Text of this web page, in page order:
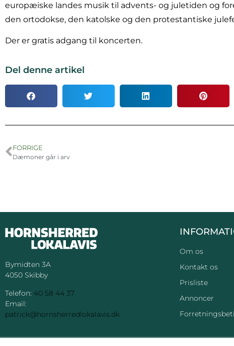
europæiske landes musik til advents- og juletiden og
den ortodokse, den katolske og den protestantiske
Der er gratis adgang til koncerten.
Del denne artikel
FORRIGE
Dæmoner går i arv
Bymidten 3A
4050 Skibby
Telefon: 40 58 44 37
Email:
patrick@hornsherredlokalavis.dk
Om os
Kontakt os
Prisliste
Annoncer